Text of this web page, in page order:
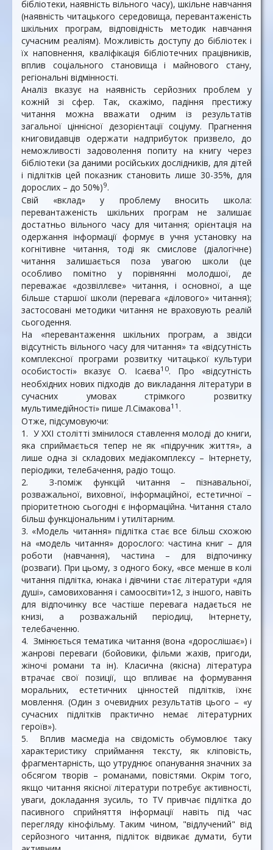
бібліотеки, наявність вільного часу), шкільне навчання
(наявність читацького середовища, перевантаженість
шкільних програм, відповідність методик навчання
сучасним реаліям). Можливість доступу до бібліотек і
їх наповнення, кваліфікація бібліотечних працівників,
вплив соціального становища і майнового стану,
регіональні відмінності.
Аналіз вказує на наявність серйозних проблем у
кожній зі сфер. Так, скажімо, падіння престижу
читання можна вважати одним із результатів
загальної ціннісної дезорієнтації соціуму. Прагнення
книговидавців одержати надприбуток призвело, до
неможливості задоволення попиту на книгу через
бібліотеки (за даними російських дослідників, для дітей
і підлітків цей показник становить лише 30-35%, для
дорослих – до 50%)9.
Свій «вклад» у проблему вносить школа:
перевантаженість шкільних програм не залишає
достатньо вільного часу для читання; орієнтація на
одержання інформації формує в учня установку на
когнітивне читання, тоді як смислове (діалогічне)
читання залишається поза увагою школи (це
особливо помітно у порівнянні молодшої, де
переважає «дозвіллєве» читання, і основної, а ще
більше старшої школи (перевага «ділового» читання);
застосовані методики читання не враховують реалій
сьогодення.
На «перевантаження шкільних програм, а звідси
відсутність вільного часу для читання» та «відсутність
комплексної програми розвитку читацької культури
особистості» вказує О. Ісаєва10. Про «відсутність
необхідних нових підходів до викладання літератури в
сучасних умовах стрімкого розвитку
мультимедійності» пише Л.Сімакова11 .
Отже, підсумовуючи:
1. У XXI столітті змінилося ставлення молоді до книги,
яка сприймається тепер не як «підручник життя», а
лише одна зі складових медіакомплексу – Інтернету,
періодики, телебачення, радіо тощо.
2. З-поміж функцій читання – пізнавальної,
розважальної, виховної, інформаційної, естетичної –
пріоритетною сьогодні є інформаційна. Читання стало
більш функціональним і утилітарним.
3. «Модель читання» підлітка стає все більш схожою
на «модель читання» дорослого: частина книг – для
роботи (навчання), частина – для відпочинку
(розваги). При цьому, з одного боку, «все менше в колі
читання підлітка, юнака і дівчини стає літератури «для
душі», самовиховання і самоосвіти»12, з іншого, навіть
для відпочинку все частіше перевага надається не
книзі, а розважальній періодиці, Інтернету,
телебаченню.
4. Змінюється тематика читання (вона «дорослішає») і
жанрові переваги (бойовики, фільми жахів, пригоди,
жіночі романи та ін). Класична (якісна) література
втрачає свої позиції, що впливає на формування
моральних, естетичних цінностей підлітків, їхнє
мовлення. (Один з очевидних результатів цього – «у
сучасних підлітків практично немає літературних
героїв»).
5. Вплив масмедіа на свідомість обумовлює таку
характеристику сприймання тексту, як кліповість,
фрагментарність, що утруднює опанування значних за
обсягом творів – романами, повістями. Окрім того,
якщо читання якісної літератури потребує активності,
уваги, докладання зусиль, то ТV привчає підлітка до
пасивного сприйняття інформації навіть під час
перегляду кінофільму. Таким чином, "відлучений" від
серйозного читання, підліток відвикає думати, бути